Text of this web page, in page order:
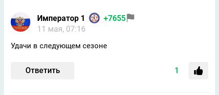
Император 1
+7655
11 мая, 07:16
Удачи в следующем сезоне
Ответить 1